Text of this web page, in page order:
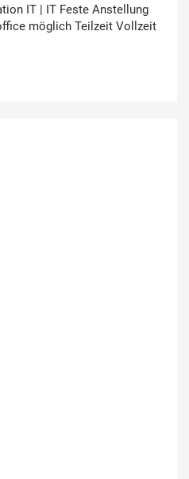
IT | IT Feste Anstellung
möglich Teilzeit Vollzeit